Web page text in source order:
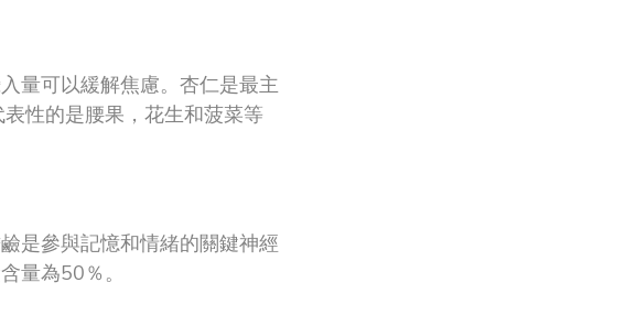
量可以緩解焦慮。杏仁是最主
性的是腰果，花生和菠菜等
是參與記憶和情緒的關鍵神經
量為50％。